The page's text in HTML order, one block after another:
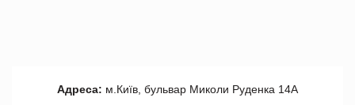
Адреса: м.Київ, бульвар Миколи Руденка 14А